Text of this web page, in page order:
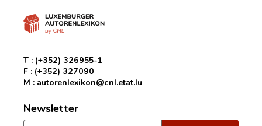
T : (+352) 326955-1
F : (+352) 327090
M : autorenlexikon@cnl.etat.lu
Newsletter